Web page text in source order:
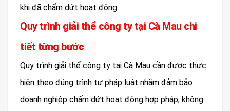
khi đã chấm dứt hoạt động.
Quy trình giải thể công ty tại Cà Mau chi
tiết từng bước
Quy trình giải thể công ty tại Cà Mau cần được thực
hiện theo đúng trình tự pháp luật nhằm đảm bảo
doanh nghiệp chấm dứt hoạt động hợp pháp, không